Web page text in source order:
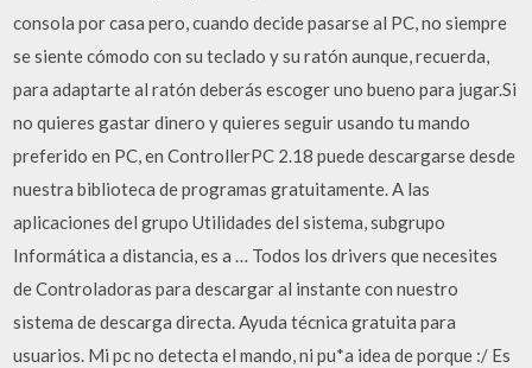
consola por casa pero, cuando decide pasarse al PC, no siempre
se siente cómodo con su teclado y su ratón aunque, recuerda,
para adaptarte al ratón deberás escoger uno bueno para jugar.Si
no quieres gastar dinero y quieres seguir usando tu mando
preferido en PC, en ControllerPC 2.18 puede descargarse desde
nuestra biblioteca de programas gratuitamente. A las
aplicaciones del grupo Utilidades del sistema, subgrupo
Informática a distancia, es a … Todos los drivers que necesites
de Controladoras para descargar al instante con nuestro
sistema de descarga directa. Ayuda técnica gratuita para
usuarios. Mi pc no detecta el mando, ni pu*a idea de porque :/ Es